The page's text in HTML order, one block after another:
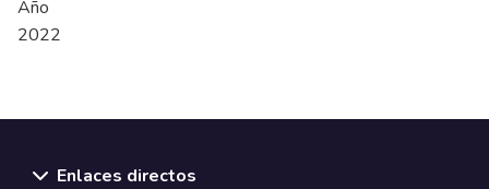
Año
2022
Enlaces directos